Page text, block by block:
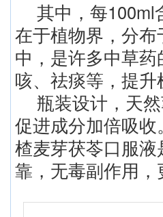
其中，每100ml
在于植物界，分
中，是许多中草
咳、祛痰等，提升
瓶装设计，天
促进成分加倍吸
楂麦芽茯苓口服
靠，无毒副作用，